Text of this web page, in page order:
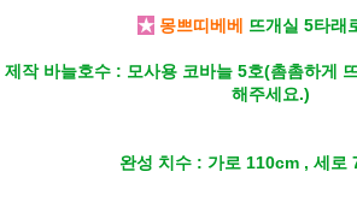
★ 몽쁘띠베베 뜨개실 5타래
제작 바늘호수 : 모사용 코바늘 5호(촘촘하게
해주세요.)
완성 치수 : 가로 110cm , 세로